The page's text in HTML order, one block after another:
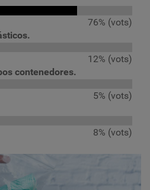
76% (vots)
12% (vots)
contenedores.
5% (vots)
8% (vots)